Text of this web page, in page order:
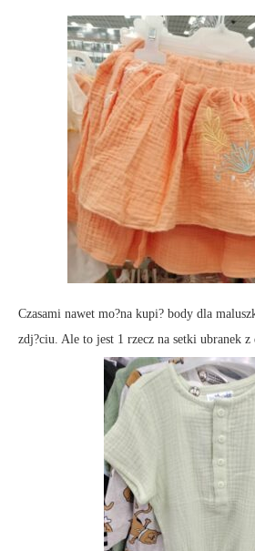
Czasami nawet mo?na kupi? body dla
zdj?ciu. Ale to jest 1 rzecz na setki ubranek z